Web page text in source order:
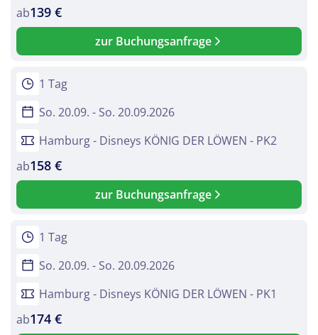
ab139 €
zur Buchungsanfrage
1 Tag
So. 20.09. - So. 20.09.2026
Hamburg - Disneys KÖNIG DER LÖWEN - PK2
ab158 €
zur Buchungsanfrage
1 Tag
So. 20.09. - So. 20.09.2026
Hamburg - Disneys KÖNIG DER LÖWEN - PK1
ab174 €